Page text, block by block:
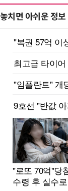
놓치면 아쉬운 정보